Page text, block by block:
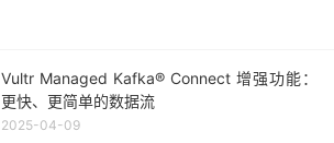
Vultr Managed Kafka® Connect 增强功能：
更快、更简单的数据流
2025-04-09